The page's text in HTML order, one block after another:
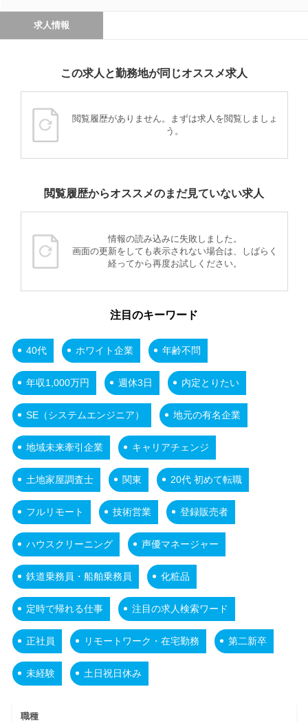
求人情報
この求人と勤務地が同じオススメ求人
閲覧履歴がありません。まずは求人を閲覧しましょ
う。
閲覧履歴からオススメのまだ見ていない求人
情報の読み込みに失敗しました。
画面の更新をしても表示されない場合は、しばらく
経ってから再度お試しください。
注目のキーワード
40代 ホワイト企業 年齢不問
年収1,000万円 週休3日 内定とりたい
SE（システムエンジニア） 地元の有名企業
地域未来牽引企業 キャリアチェンジ
土地家屋調査士 関東 20代 初めて転職
フルリモート 技術営業 登録販売者
ハウスクリーニング 声優マネージャー
鉄道乗務員・船舶乗務員 化粧品
定時で帰れる仕事 注目の求人検索ワード
正社員 リモートワーク・在宅勤務 第二新卒
未経験 土日祝日休み
職種